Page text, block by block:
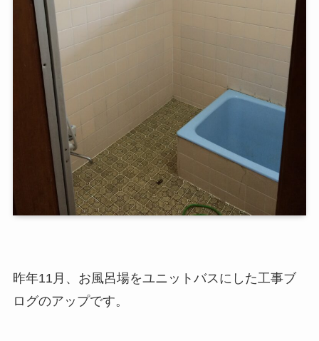
昨年11月、お風呂場をユニットバスにした工事ブ
ログのアップです。